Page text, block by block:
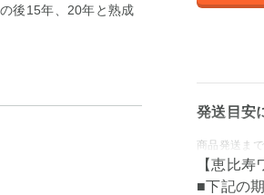
後15年、20年と熟成
発送目安
商品発送ま
【恵比
■下記の